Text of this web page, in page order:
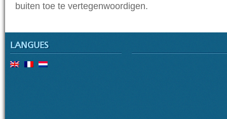
buiten toe te vertegenwoordigen.
LANGUES